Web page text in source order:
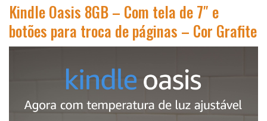
Kindle Oasis 8GB – Com tela de 7″ e
botões para troca de páginas – Cor Grafite